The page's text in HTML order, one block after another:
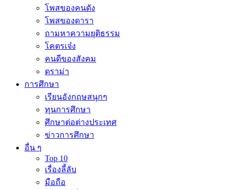
โพสของคนดัง
โพสของดารา
ถามหาความยุติธรรม
โคตรเจ๋ง
คนดีของสังคม
ดราม่า
การศึกษา
เรียนอังกฤษสนุกๆ
ทุนการศึกษา
ศึกษาต่อต่างประเทศ
ข่าวการศึกษา
อื่น ๆ
Top 10
เรื่องลี้ลับ
มือถือ